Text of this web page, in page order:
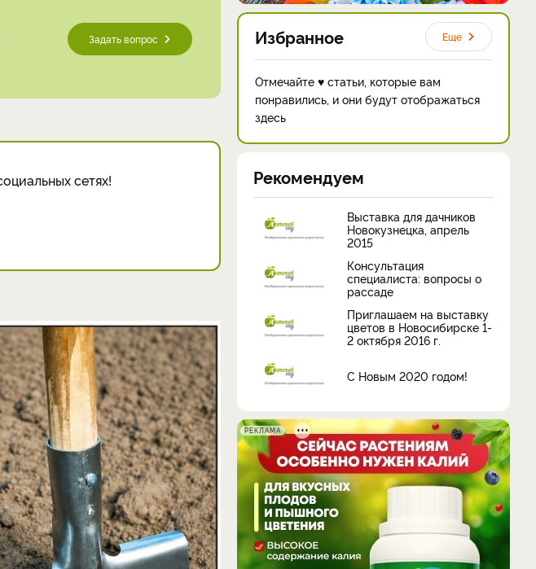
Задать вопрос
сетях!
Избранное Еще
Отмечайте ♥ статьи, которые вам
понравились, и они будут отображаться
здесь
Рекомендуем
Выставка для дачников
Новокузнецка, апрель
2015
Консультация
специалиста: вопросы о
рассаде
Приглашаем на выставку
цветов в Новосибирске 1-
2 октября 2016 г.
С Новым 2020 годом!
РЕКЛАМА